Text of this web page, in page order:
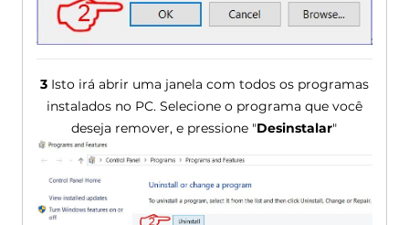
3Isto irá abrir uma janela com todos os programas
instalados no PC. Selecione o programa que você
deseja remover, e pressione "Desinstalar"